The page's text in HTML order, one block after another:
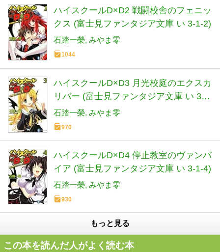
ハイスクールD×D2 戦闘校舎のフェニッ
クス (富士見ファンタジア文庫 い 3-1-2)
石踏一榮 みやま零
1044
ハイスクールD×D3 月光校庭のエクスカ
リバー (富士見ファンタジア文庫 い 3-1-
3)
石踏一榮 みやま零
970
ハイスクールD×D4 停止教室のヴァンパ
イア (富士見ファンタジア文庫 い 3-1-4)
石踏一榮 みやま零
930
もっと見る
この本を読んだ人がよく読む本